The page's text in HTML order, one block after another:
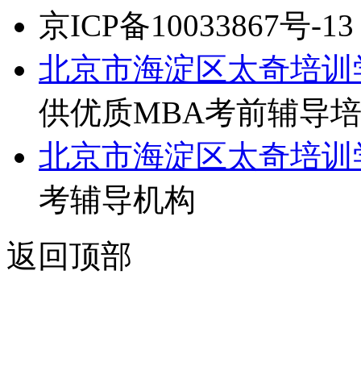
京ICP备10033867号-13
北京市海淀区太奇培训
供优质MBA考前辅导
北京市海淀区太奇培训
考辅导机构
返回顶部